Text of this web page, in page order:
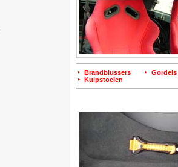
Brandblussers
Kuipstoelen
Gordels